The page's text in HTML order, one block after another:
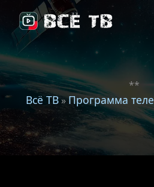
**
Всё ТВ»Программа